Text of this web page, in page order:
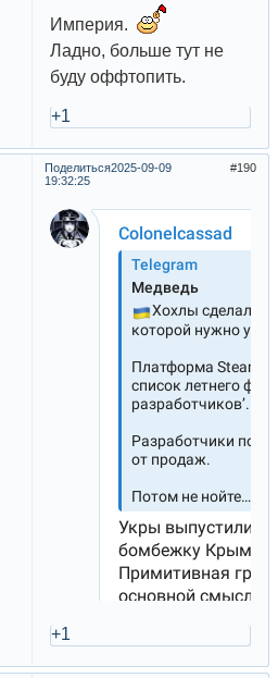
Империя.
Ладно, больше тут не
буду оффтопить.
+1
Поделиться 190
2025-09-09
19:32:25
+1